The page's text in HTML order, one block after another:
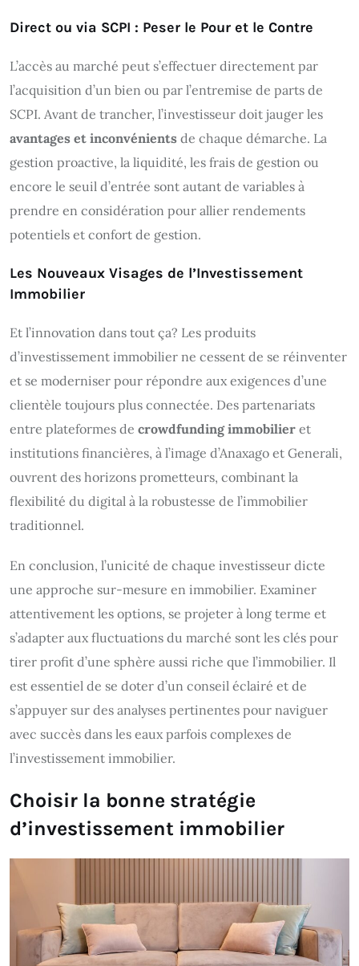
Direct ou via SCPI : Peser le Pour et le Contre
L’accès au marché peut s’effectuer directement par
l’acquisition d’un bien ou par l’entremise de parts de
SCPI. Avant de trancher, l’investisseur doit jauger les
avantages et inconvénients de chaque démarche. La
gestion proactive, la liquidité, les frais de gestion ou
encore le seuil d’entrée sont autant de variables à
prendre en considération pour allier rendements
potentiels et confort de gestion.
Les Nouveaux Visages de l’Investissement
Immobilier
Et l’innovation dans tout ça? Les produits
d’investissement immobilier ne cessent de se réinventer
et se moderniser pour répondre aux exigences d’une
clientèle toujours plus connectée. Des partenariats
entre plateformes de crowdfunding immobilier et
institutions financières, à l’image d’Anaxago et Generali,
ouvrent des horizons prometteurs, combinant la
flexibilité du digital à la robustesse de l’immobilier
traditionnel.
En conclusion, l’unicité de chaque investisseur dicte
une approche sur-mesure en immobilier. Examiner
attentivement les options, se projeter à long terme et
s’adapter aux fluctuations du marché sont les clés pour
tirer profit d’une sphère aussi riche que l’immobilier. Il
est essentiel de se doter d’un conseil éclairé et de
s’appuyer sur des analyses pertinentes pour naviguer
avec succès dans les eaux parfois complexes de
l’investissement immobilier.
Choisir la bonne stratégie
d’investissement immobilier